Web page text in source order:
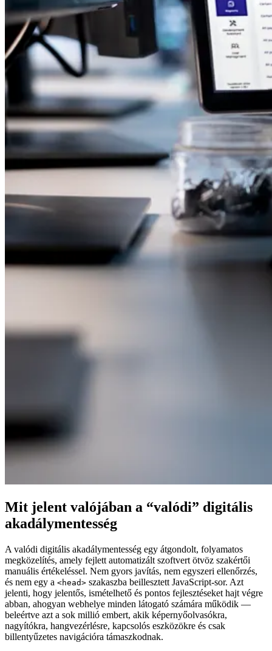
Mit jelent valójában a “valódi” digitális
akadálymentesség
A valódi digitális akadálymentesség egy átgondolt, folyamatos
megközelítés, amely fejlett automatizált szoftvert ötvöz szakértői
manuális értékeléssel. Nem gyors javítás, nem egyszeri ellenőrzés,
és nem egy a <head> szakaszba beillesztett JavaScript-sor. Azt
jelenti, hogy jelentős, ismételhető és pontos fejlesztéseket hajt végre
abban, ahogyan webhelye minden látogató számára működik —
beleértve azt a sok millió embert, akik képernyőolvasókra,
nagyítókra, hangvezérlésre, kapcsolós eszközökre és csak
billentyűzetes navigációra támaszkodnak.